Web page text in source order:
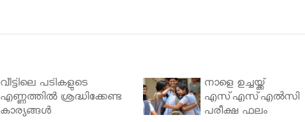
വീട്ടിലെ പടികളുടെ
എണ്ണത്തിൽ ശ്രദ്ധിക്കേണ്ട
കാര്യങ്ങൾ
നാളെ ഉച്ചയ്ക്ക്
എസ്എസ്എല്‍സി
പരീക്ഷ ഫലം